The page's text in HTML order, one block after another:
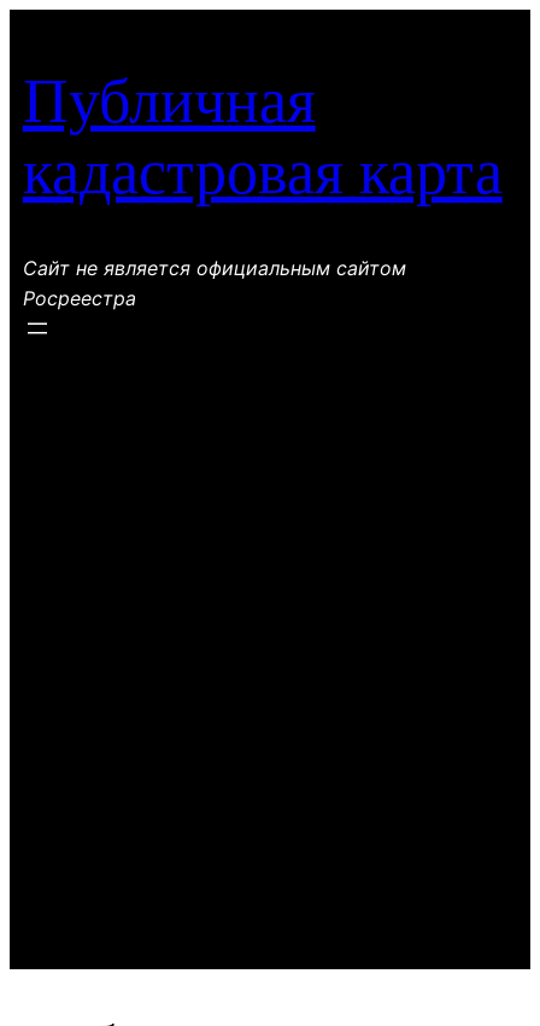
содержимому
Публичная
кадастровая карта
Сайт не является официальным сайтом
Росреестра